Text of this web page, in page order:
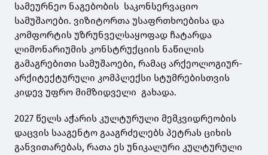
სამეურნეო ნაგებობის საკონსერვაციო
სამუშაოები. ვიზიტორთა უსაფრთხოებისა და
კომფორტის უზრუნველსაყოფად ჩატარდა
ლიმონარიუმის კონსტრუქციის ნაწილის
გამაგრებითი სამუშაოები, რამაც არქეოლოგიურ-
არქიტექტურული კომპლექსი სტუმრებისთვის
კიდევ უფრო მიმზიდველი გახადა.
2027 წელს აჭარის კულტურული მემკვიდრეობის
დაცვის სააგენტო გააგრძელებს პეტრას ციხის
განვითარებას, რათა ეს უნიკალური კულტურული